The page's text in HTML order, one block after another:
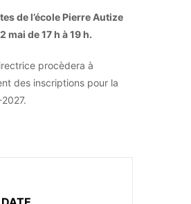
de l’école Pierre Autize
mai de 17 h à 19 h.
procèdera à
des inscriptions pour la